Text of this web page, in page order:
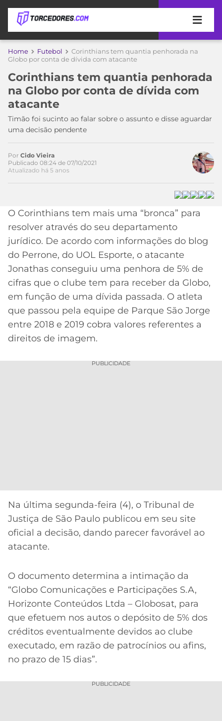
APOSTAS
DE
APOSTA
MELHORES
SITES
DE
APOSTAS
2026
BETBOOM
CÓDIGO
INDICAÇÃO
BET365
CÓDIGO
BETANO
MELHORES
DE
COPA
DO
MUNDO
TIMES
MEU
TIME
PALMEIRAS
CORINTHIANS
SÃO
PAULO
SANTOS
FLUMINENSE
MG
CRUZEIRO
CAMPEONATOS
SÉRIE
LIBERTADORES
DO
BRASIL
PREMIER
LEAGUE
COPA
ESPORTIVA
MERCADO
DA
BOLA
PALPITES
Home Futebol
Corinthians tem quantia penhorada na
Globo por conta de dívida com atacante
Corinthians tem quantia penhorada
na Globo por conta de dívida com
atacante
Timão foi sucinto ao falar sobre o assunto e disse aguardar
uma decisão pendente
Acesse o perfil do autor
no Twitter
Por Cido Vieira
Publicado 08:24 de 07/10/2021
Atualizado há 5 anos
O Corinthians tem mais uma “bronca” para
resolver através do seu departamento
jurídico. De acordo com informações do blog
do Perrone, do UOL Esporte, o atacante
Jonathas conseguiu uma penhora de 5% de
cifras que o clube tem para receber da Globo,
em função de uma dívida passada. O atleta
que passou pela equipe de Parque São Jorge
entre 2018 e 2019 cobra valores referentes a
direitos de imagem.
PUBLICIDADE
Na última segunda-feira (4), o Tribunal de
Justiça de São Paulo publicou em seu site
oficial a decisão, dando parecer favorável ao
atacante.
O documento determina a intimação da
“Globo Comunicações e Participações S.A,
Horizonte Conteúdos Ltda – Globosat, para
que efetuem nos autos o depósito de 5% dos
créditos eventualmente devidos ao clube
executado, em razão de patrocínios ou afins,
no prazo de 15 dias”.
PUBLICIDADE